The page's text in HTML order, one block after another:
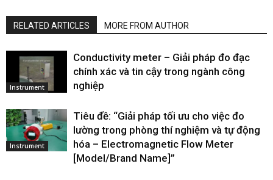
RELATED ARTICLES MORE FROM AUTHOR
Instrument
Conductivity meter – Giải pháp đo đạc
chính xác và tin cậy trong ngành công
nghiệp
Instrument
Tiêu đề: “Giải pháp tối ưu cho việc đo
lường trong phòng thí nghiệm và tự động
hóa – Electromagnetic Flow Meter
[Model/Brand Name]”